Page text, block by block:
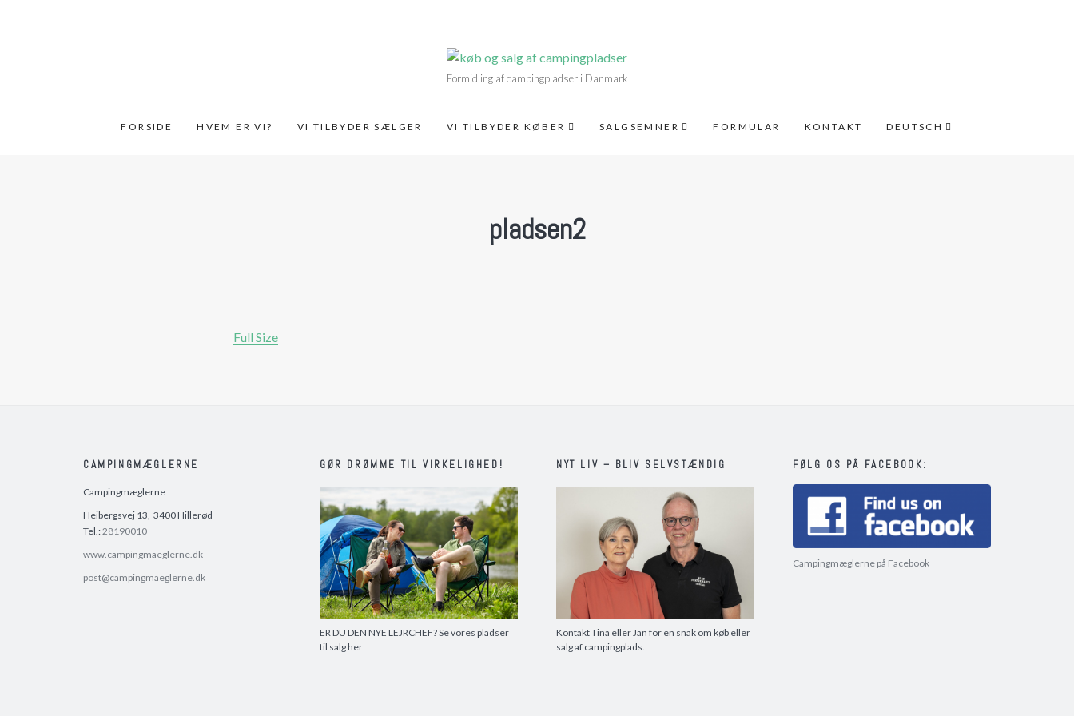
Formidling af campingpladser i Danmark
FORSIDE HVEM ER VI? VI TILBYDER SÆLGER VI TILBYDER KØBER SALGSEMNER FORMULAR KONTAKT DEUTSCH
pladsen2
Full Size
CAMPINGMÆGLERNE
Campingmæglerne
Heibergsvej 13, 3400 Hillerød
Tel.: 28190010
www.campingmaeglerne.dk
post@campingmaeglerne.dk
GØR DRØMME TIL VIRKELIGHED!
ER DU DEN NYE LEJRCHEF? Se vores pladser
til salg her:
NYT LIV – BLIV SELVSTÆNDIG
Kontakt Tina eller Jan for en snak om køb eller
salg af campingplads.
FØLG OS PÅ FACEBOOK:
Campingmæglerne på Facebook